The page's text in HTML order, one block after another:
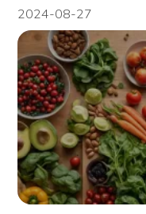
2024-08-27